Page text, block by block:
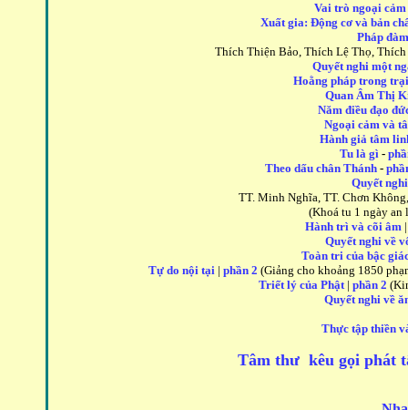
Vai trò ngoại
Xuất gia: Động cơ và bản
Pháp
Thích Thiện Bảo, Thích Lệ Thọ,
Quyết nghi một
Hoằng pháp trong
Quan Âm Thị
Năm điều đạo
Ngoại cảm và
Hành giả tâm
Tu là gì -
Theo dấu chân Thánh-
Quyết
TT. Minh Nghĩa, TT. Chơn
(Khoá tu 1 ngày an
Hành trì và cõi âm|
Quyết nghi về
Toàn tri của bậc
Tự do nội tại | phần 2 (Giảng cho khoảng 1850
Triết lý của Phật | phần 2
Quyết nghi về
Thực tập thiền
Tâm thư kêu gọi phát